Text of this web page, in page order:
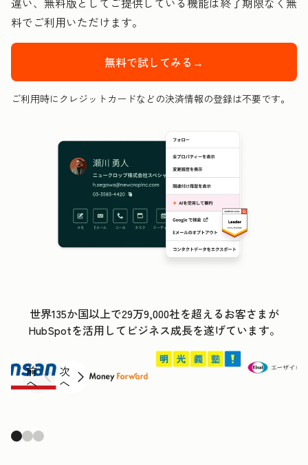
料でご利用いただけます。
無料で試してみる→
ご利用時にクレジットカードなどの決済情報の登録は不要です。
世界135か国以上で29万9,000社を超えるお客さまが
HubSpotを活用してビジネス成長を遂げています。
前
へ
次
へ